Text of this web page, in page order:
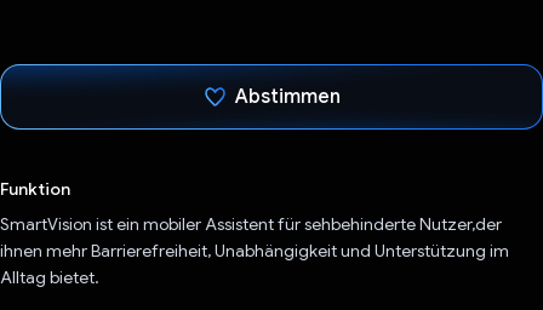
Abstimmen
Funktion
SmartVision ist ein mobiler Assistent für sehbehinderte Nutzer,der
ihnen mehr Barrierefreiheit, Unabhängigkeit und Unterstützung im
Alltag bietet.